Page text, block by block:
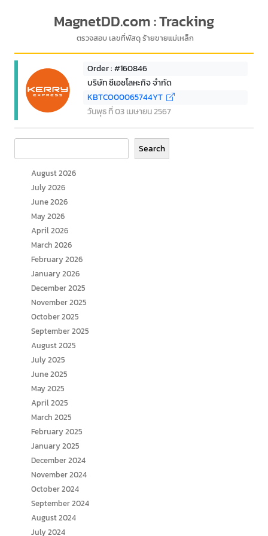
MagnetDD.com : Tracking
ตรวจสอบ เลขที่พัสดุ ร้ายขายแม่เหล็ก
Order : #160846
บริษัท ซีเอชโลหะกิจ จำกัด
KBTCO00065744YT
วันพุธ ที่ 03 เมษายน 2567
Search
August 2026
July 2026
June 2026
May 2026
April 2026
March 2026
February 2026
January 2026
December 2025
November 2025
October 2025
September 2025
August 2025
July 2025
June 2025
May 2025
April 2025
March 2025
February 2025
January 2025
December 2024
November 2024
October 2024
September 2024
August 2024
July 2024